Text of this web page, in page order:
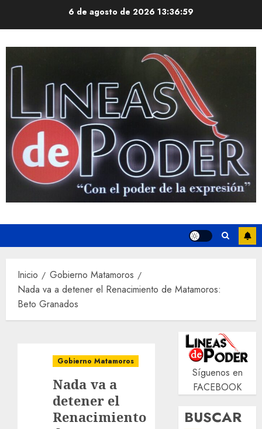
6 de agosto de 202613:37:00
Inicio
Gobierno Matamoros
Nada va a detener el Renacimiento de Matamoros:
Beto Granados
Gobierno Matamoros
Nada va a
detener el
Renacimiento
Síguenos en
FACEBOOK
BUSCAR